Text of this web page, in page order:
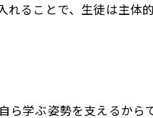
れることで、生徒は主体
ら学ぶ姿勢を支えるから